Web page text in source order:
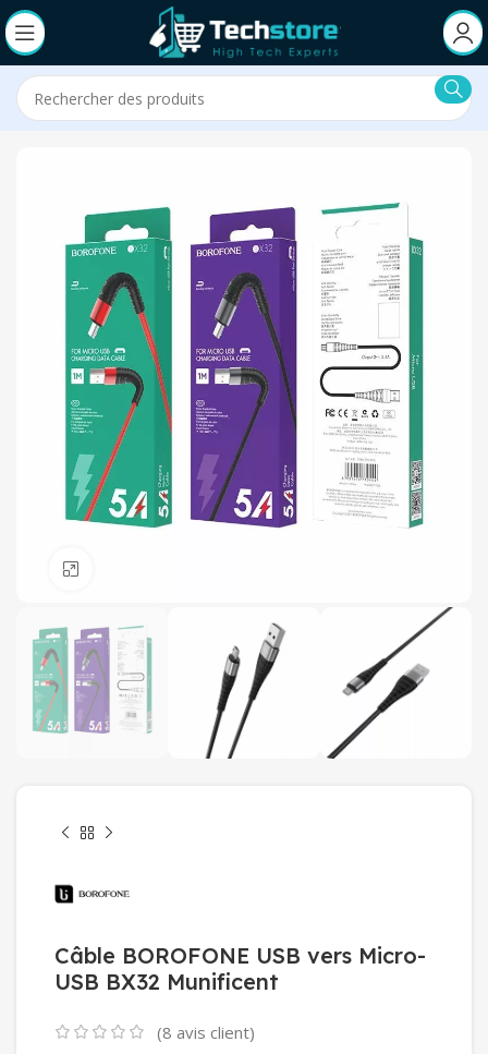
Câble BOROFONE USB vers Micro-
USB BX32 Munificent
(8 avis client)